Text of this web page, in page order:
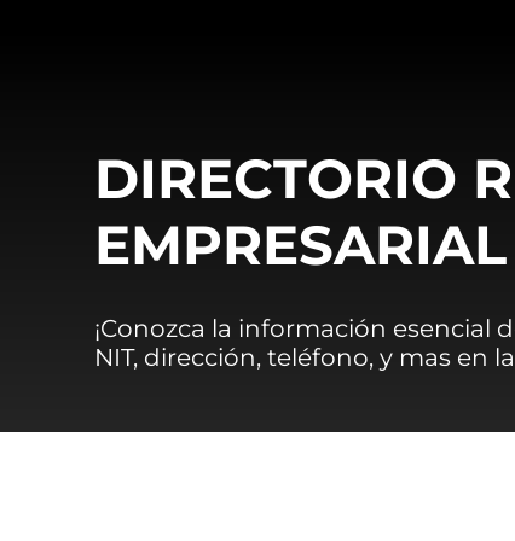
DIRECTORIO
EMPRESARIAL
¡Conozca la información esencial
NIT, dirección, teléfono, y mas en